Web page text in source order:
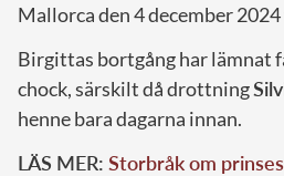
Mallorca den 4 december
Birgittas bortgång har lämnat
chock, särskilt då drottning
henne bara dagarna innan.
LÄS MER: Storbråk om